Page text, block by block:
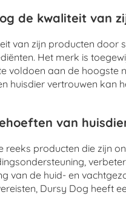
de kwaliteit van
van zijn producten door
Het merk is
voldoen aan de hoogste
huisdier vertrouwen kan
van
reeks producten die zijn
van de huid- en
Dursy Dog heeft